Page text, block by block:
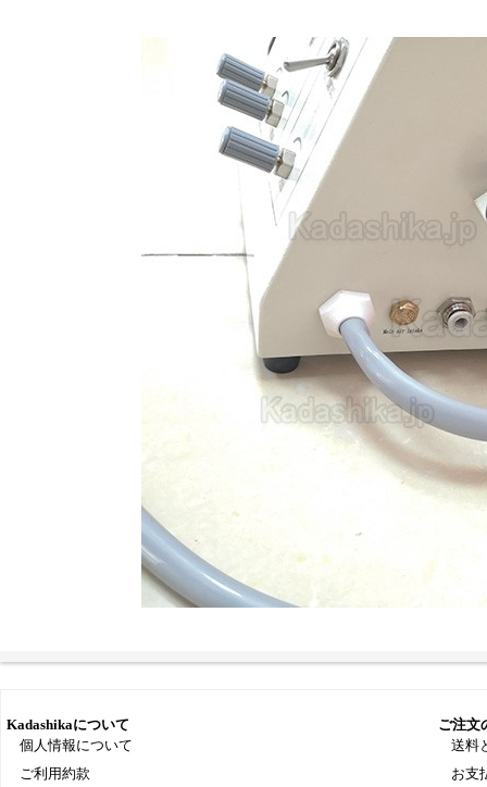
Kadashikaについて
個人情報について
ご利用約款
ご注文
送料
お支